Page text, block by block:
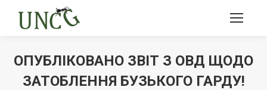
ОПУБЛІКОВАНО ЗВІТ З ОВД ЩОДО
ЗАТОБЛЕННЯ БУЗЬКОГО ГАРДУ!